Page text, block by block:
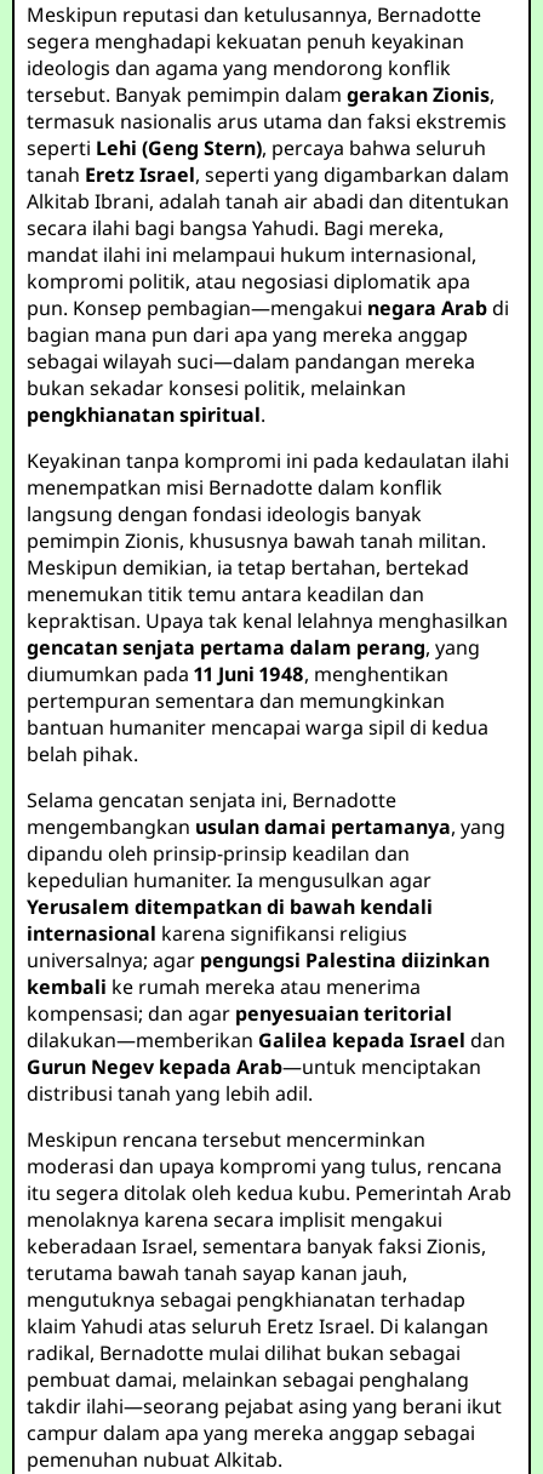
Meskipun reputasi dan ketulusannya, Bernadotte
segera menghadapi kekuatan penuh keyakinan
ideologis dan agama yang mendorong konflik
tersebut. Banyak pemimpin dalamgerakan Zionis,
termasuk nasionalis arus utama dan faksi ekstremis
seperti Lehi (Geng Stern), percaya bahwa seluruh
tanah Eretz Israel, seperti yang digambarkan dalam
Alkitab Ibrani, adalah tanah air abadi dan ditentukan
secara ilahi bagi bangsa Yahudi. Bagi mereka,
mandat ilahi ini melampaui hukum internasional,
kompromi politik, atau negosiasi diplomatik apa
pun. Konsep pembagian—mengakui negara Arabdi
bagian mana pun dari apa yang mereka anggap
sebagai wilayah suci—dalam pandangan mereka
bukan sekadar konsesi politik, melainkan
pengkhianatan spiritual.
Keyakinan tanpa kompromi ini pada kedaulatan ilahi
menempatkan misi Bernadotte dalam konflik
langsung dengan fondasi ideologis banyak
pemimpin Zionis, khususnya bawah tanah militan.
Meskipun demikian, ia tetap bertahan, bertekad
menemukan titik temu antara keadilan dan
kepraktisan. Upaya tak kenal lelahnya menghasilkan
gencatan senjata pertama dalam perang, yang
diumumkan pada11 Juni 1948, menghentikan
pertempuran sementara dan memungkinkan
bantuan humaniter mencapai warga sipil di kedua
belah pihak.
Selama gencatan senjata ini, Bernadotte
mengembangkan usulan damai pertamanya, yang
dipandu oleh prinsip-prinsip keadilan dan
kepedulian humaniter. Ia mengusulkan agar
Yerusalem ditempatkan di bawah kendali
internasional karena signifikansi religius
universalnya; agar pengungsi Palestina diizinkan
kembali ke rumah mereka atau menerima
kompensasi; dan agar penyesuaian teritorial
dilakukan—memberikan Galilea kepada Israel dan
Gurun Negev kepada Arab—untuk menciptakan
distribusi tanah yang lebih adil.
Meskipun rencana tersebut mencerminkan
moderasi dan upaya kompromi yang tulus, rencana
itu segera ditolak oleh kedua kubu. Pemerintah Arab
menolaknya karena secara implisit mengakui
keberadaan Israel, sementara banyak faksi Zionis,
terutama bawah tanah sayap kanan jauh,
mengutuknya sebagai pengkhianatan terhadap
klaim Yahudi atas seluruh Eretz Israel. Di kalangan
radikal, Bernadotte mulai dilihat bukan sebagai
pembuat damai, melainkan sebagai penghalang
takdir ilahi—seorang pejabat asing yang berani ikut
campur dalam apa yang mereka anggap sebagai
pemenuhan nubuat Alkitab.